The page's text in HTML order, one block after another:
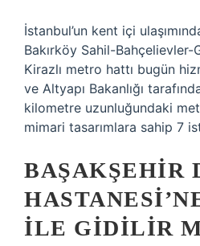
İstanbul’un kent içi
Bakırköy Sahil-Bahçelievler-
Kirazlı metro hattı bugün
ve Altyapı Bakanlığı
kilometre uzunluğundaki
mimari tasarımlara sahip 7
BAŞAKŞEHIR
ILE GIDILIR